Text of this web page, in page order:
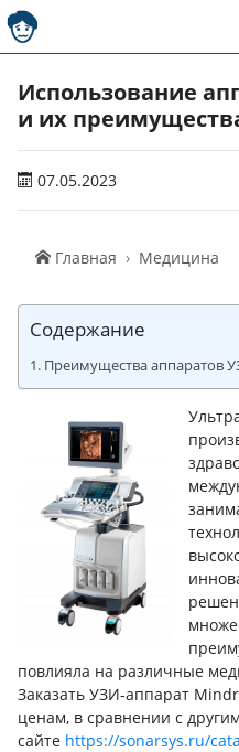
Использование
и их
07.05.2023
Главная Медицина
Содержание
Преимущества аппаратов
повлияла на различные
Заказать УЗИ-аппарат
ценам, в сравнении с
сайте https://sonarsys.ru/